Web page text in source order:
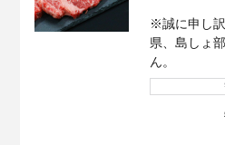
※誠に申し
県、島しょ
ん。